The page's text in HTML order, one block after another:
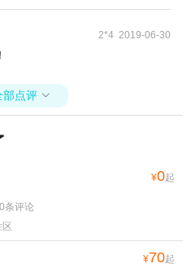
大瀑布+温岭动
之韵+漩门湾国
+浙江台州黄岩上
+上江百花园+东
营基地(黄岩九溪
+龙门景区+水
县+蛇蟠岛野人洞
空之城+仙居雨花
南·溪望谷+临海
2*4 2019-06-30
部点评 
¥0起
条评论
区
¥70起